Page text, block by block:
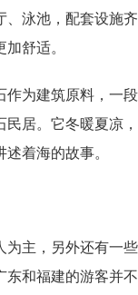
、泳池，配套设施齐
舒适。
作为建筑原料，一
民居。它冬暖夏凉
着海的故事。
为主，另外还有一
东和福建的游客并不